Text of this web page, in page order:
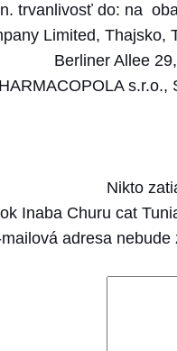
c
a
t
T
a
k
4
trvanlivosť do: na
Limited,
Berliner Allee
Nikto
Inaba Churu cat
adresa nebude